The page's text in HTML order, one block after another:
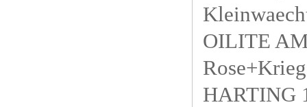
OILITE
HARTING